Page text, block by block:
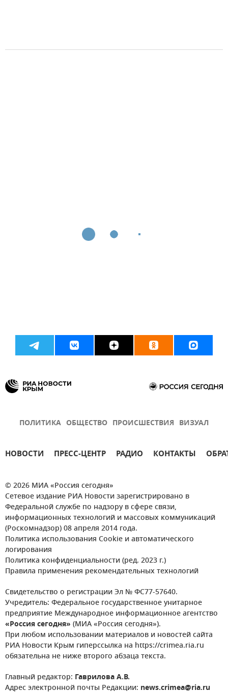
ПОЛИТИКА ОБЩЕСТВО ПРОИСШЕСТВИЯ ВИЗУАЛ
НОВОСТИ ПРЕСС-ЦЕНТР РАДИО КОНТАКТЫ
© 2026 МИА «Россия сегодня»
Сетевое издание РИА Новости зарегистрировано в
Федеральной службе по надзору в сфере связи,
информационных технологий и массовых коммуникаций
(Роскомнадзор) 08 апреля 2014 года.
Политика использования Cookie и автоматического
логирования
Политика конфиденциальности (ред. 2023 г.)
Правила применения рекомендательных технологий
Свидетельство о регистрации Эл № ФС77-57640.
Учредитель: Федеральное государственное унитарное
предприятие Международное информационное агентство
«Россия сегодня» (МИА «Россия сегодня»).
При любом использовании материалов и новостей сайта
РИА Новости Крым гиперссылка на https://crimea.ria.ru
обязательна не ниже второго абзаца текста.
Главный редактор: Гаврилова А.В.
Адрес электронной почты Редакции: news.crimea@ria.ru